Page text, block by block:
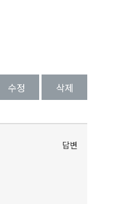
수정 삭제
답변